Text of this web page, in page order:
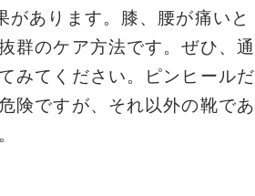
があります。膝、腰が痛いと
群のケア方法です。ぜひ、通
みてください。ピンヒールだ
険ですが、それ以外の靴であ